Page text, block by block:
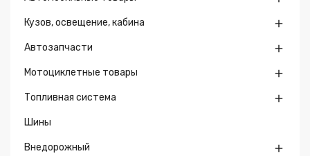
Кузов, освещение, кабина 
Автозапчасти 
Мотоциклетные товары 
Топливная система 
Шины
Внедорожный 